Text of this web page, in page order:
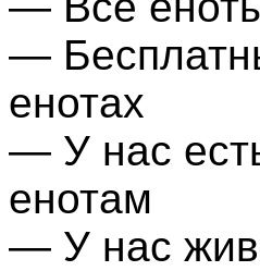
—
енотах
— У нас
енотам
— У нас